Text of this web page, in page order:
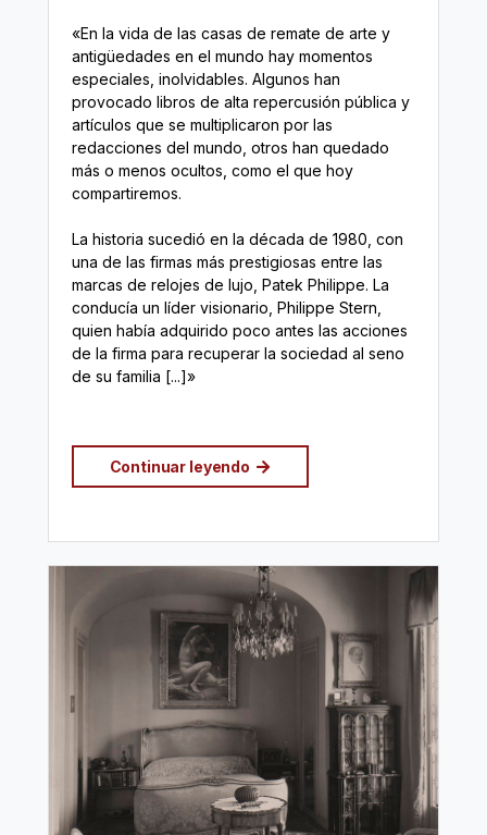
«En la vida de las casas de remate de arte y
antigüedades en el mundo hay momentos
especiales, inolvidables. Algunos han
provocado libros de alta repercusión pública y
artículos que se multiplicaron por las
redacciones del mundo, otros han quedado
más o menos ocultos, como el que hoy
compartiremos.
La historia sucedió en la década de 1980, con
una de las firmas más prestigiosas entre las
marcas de relojes de lujo, Patek Philippe. La
conducía un líder visionario, Philippe Stern,
quien había adquirido poco antes las acciones
de la firma para recuperar la sociedad al seno
de su familia [...]»
Continuar leyendo